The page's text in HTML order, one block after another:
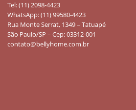
Tel: (11) 2098-4423
WhatsApp: (11) 99580-4423
Rua Monte Serrat, 1349 – Tatuapé
São Paulo/SP – Cep: 03312-001
contato@bellyhome.com.br